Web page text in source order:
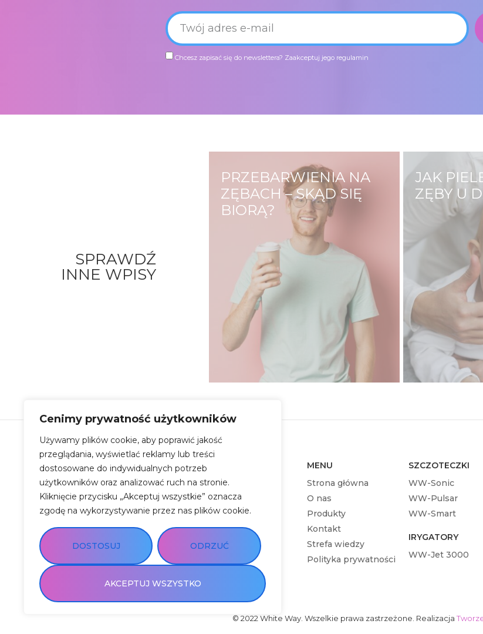
Cenimy prywatność użytkowników
Używamy plików cookie, aby poprawić jakość
przeglądania, wyświetlać reklamy lub treści
dostosowane do indywidualnych potrzeb
użytkowników oraz analizować ruch na stronie.
Kliknięcie przycisku „Akceptuj wszystkie” oznacza
zgodę na wykorzystywanie przez nas plików cookie.
DOSTOSUJ ODRZUĆ
AKCEPTUJ WSZYSTKO
Chcesz zapisać się do newslettera? Zaakceptuj jego regulamin
SPRAWDŹ
INNE WPISY
PRZEBARWIENIA NA
ZĘBACH – SKĄD SIĘ
BIORĄ?
Każdy z nas ma inny odcień
zębów, na który mają wpływ
zarówno czynniki zewnętrze
jak i wewnętrzne. Jedni od
urodzenia mają zęby bardziej
żółte, inni mają zęby białe,
które przebarwiają się wraz…
JAK
ZĘBY U
O zdrowie
dziecka
od jego
Jama
sporo
zachyłków,
zalegać
przyczyną
oraz
MENU
Strona główna
O nas
Produkty
Kontakt
Strefa wiedzy
Polityka prywatności
SZCZOTECZKI
WW-Sonic
WW-Pulsar
WW-Smart
IRYGATORY
WW-Jet 3000
© 2022 White Way. Wszelkie prawa zastrzeżone. Realizacja